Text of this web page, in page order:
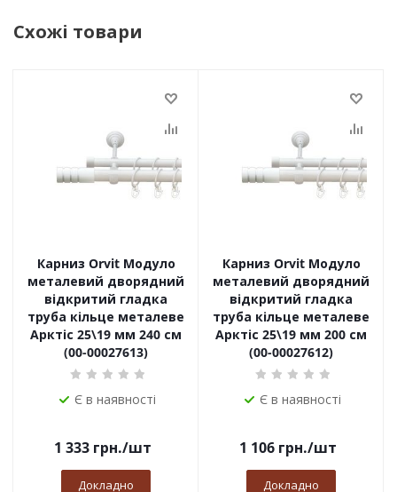
Схожі товари
Карниз Orvit Модуло
металевий дворядний
відкритий гладка
труба кільце металеве
Арктіс 25\19 мм 240 см
(00-00027613)
Є в наявності
1 333 грн./шт
Докладно
Карниз Orvit Модуло
металевий дворядний
відкритий гладка
труба кільце металеве
Арктіс 25\19 мм 200 см
(00-00027612)
Є в наявності
1 106 грн./шт
Докладно